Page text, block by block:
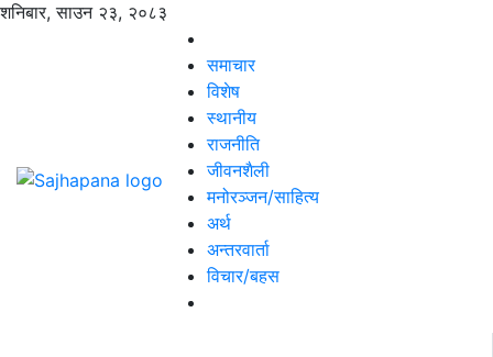
शनिबार, साउन २३, २०८३
समाचार
विशेष
स्थानीय
राजनीति
जीवनशैली
मनोरञ्जन/साहित्य
अर्थ
अन्तरवार्ता
विचार/बहस